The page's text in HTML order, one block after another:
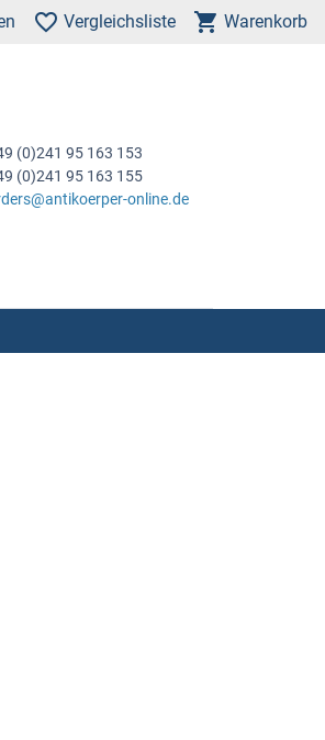
Vergleichsliste Warenkorb
(0)241 95 163 153
(0)241 95 163 155
online.de